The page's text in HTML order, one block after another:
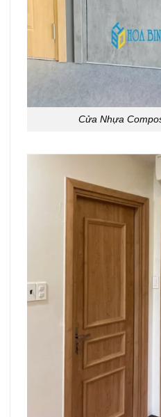
Cửa Nhựa